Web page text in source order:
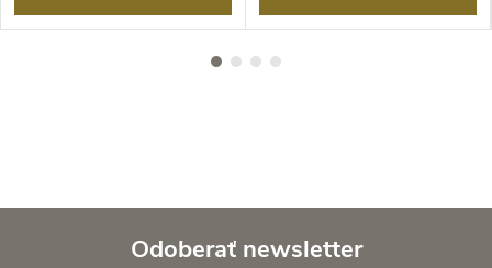
Odoberať newsletter